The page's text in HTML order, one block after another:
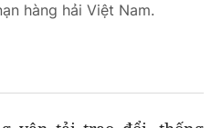
hàng hải Việt Nam.